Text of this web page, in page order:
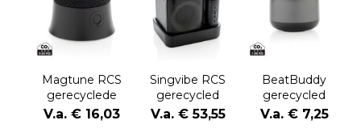
Magtune RCS
gerecyclede
plastic
magnetische
V.a. € 16,03
Singvibe RCS
gerecycled
plastic
karaokeset met
V.a. € 53,55
BeatBuddy
gerecycled
plastic 3W-
luidspreker
V.a. € 7,25